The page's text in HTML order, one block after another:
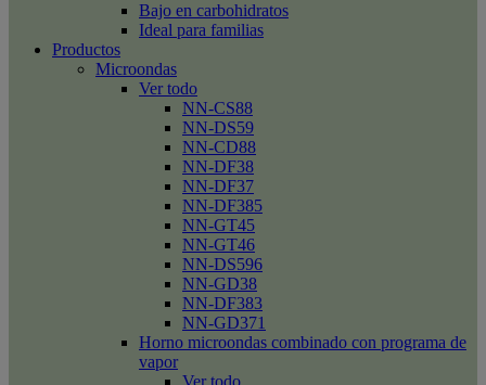
Bajo en carbohidratos
Ideal para familias
Productos
Microondas
Ver todo
NN-CS88
NN-DS59
NN-CD88
NN-DF38
NN-DF37
NN-DF385
NN-GT45
NN-GT46
NN-DS596
NN-GD38
NN-DF383
NN-GD371
Horno microondas combinado con programa de
vapor
Ver todo